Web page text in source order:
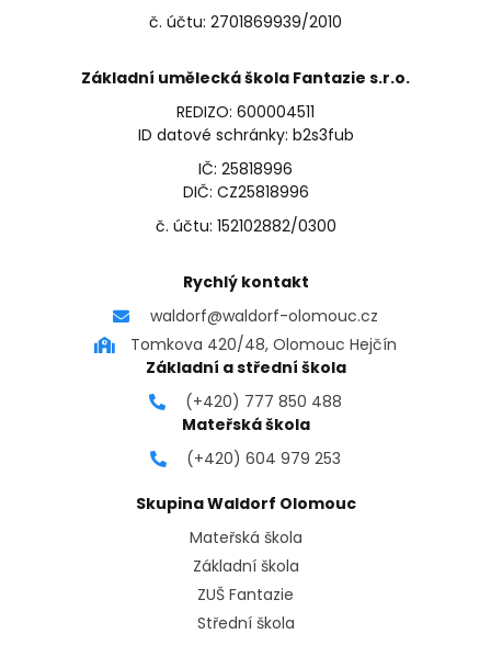
č. účtu: 2701869939/2010
Základní umělecká škola Fantazie s.r.o.
REDIZO: 600004511
ID datové schránky: b2s3fub
IČ: 25818996
DIČ: CZ25818996
č. účtu: 152102882/0300
Rychlý kontakt
waldorf@waldorf-olomouc.cz
Tomkova 420/48, Olomouc Hejčín
Základní a střední škola
(+420) 777 850 488
Mateřská škola
(+420) 604 979 253
Skupina Waldorf Olomouc
Mateřská škola
Základní škola
ZUŠ Fantazie
Střední škola